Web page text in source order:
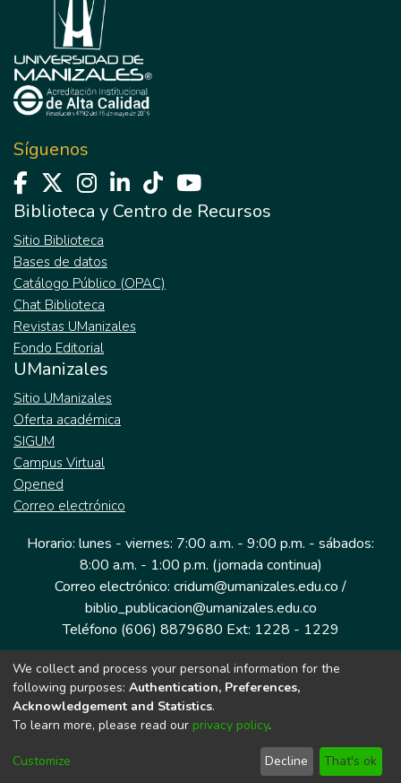
Síguenos
Biblioteca y Centro de Recursos
Sitio Biblioteca
Bases de datos
Catálogo Público (OPAC)
Chat Biblioteca
Revistas UManizales
Fondo Editorial
UManizales
Sitio UManizales
Oferta académica
SIGUM
Campus Virtual
Opened
Correo electrónico
Horario: lunes - viernes: 7:00 a.m. - 9:00 p.m. - sábados:
8:00 a.m. - 1:00 p.m. (jornada continua)
Correo electrónico: cridum@umanizales.edu.co /
biblio_publicacion@umanizales.edu.co
Teléfono (606) 8879680 Ext: 1228 - 1229
Dirección: Cra 9 a # 19-03 Edificio histórico, piso 1
Manizales, Caldas
Colombia.
Tecnología DSpace implementada por
We collect and process your personal information for the
following purposes: Authentication, Preferences,
Acknowledgement and Statistics.
To learn more, please read our privacy policy.
Customize Decline That's ok